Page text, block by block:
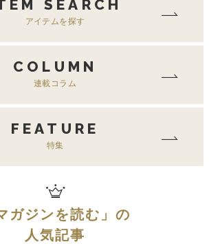
SEARCH
アイテムを探す
COLUMN
連載コラム
FEATURE
特集
ガジンを読む 」の
人気記事